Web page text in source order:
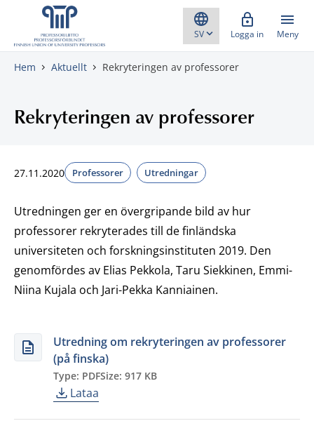
Gå direkt till innehåll
Logga in Meny
Hem Aktuellt Rekryteringen av professorer
Rekryteringen av professorer
27.11.2020 Professorer Utredningar
Utredningen ger en övergripande bild av hur
professorer rekryterades till de finländska
universiteten och forskningsinstituten 2019. Den
genomfördes av Elias Pekkola, Taru Siekkinen, Emmi-
Niina Kujala och Jari-Pekka Kanniainen.
Utredning om rekryteringen av professorer
(på finska)
Type: PDFSize: 917 KB
Lataa